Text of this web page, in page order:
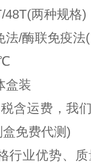
48T(两种规格)
法/酶联免疫法
盒装
含运费，我
免费代测)
行业优势、